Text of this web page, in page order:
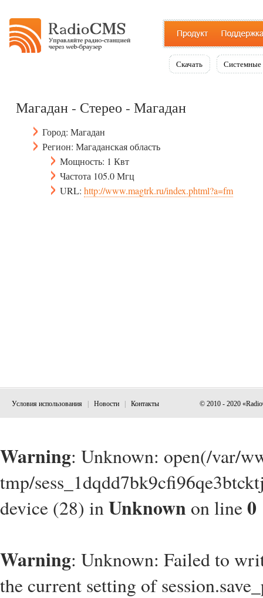
Скачать Системные
Магадан - Стерео - Магадан
Город: Магадан
Регион: Магаданская область
Мощность: 1 Квт
Частота 105.0 Мгц
URL: http://www.magtrk.ru/index.phtml?a=fm
Условия использования Новости Контакты © 2010 - 2020
Warning: Unknown: open(/var/
tmp/
device (28) inUnknown on line0
Warning: Unknown: Failed to
the current setting of